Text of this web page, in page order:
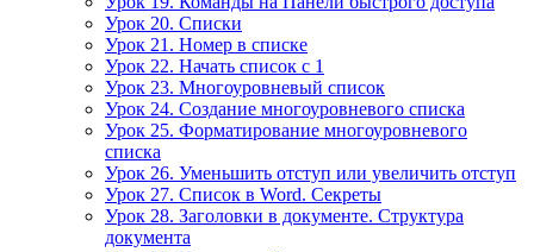
Урок 20. Списки
Урок 21. Номер в списке
Урок 22. Начать список с 1
Урок 23. Многоуровневый список
Урок 24. Создание многоуровневого списка
Урок 25. Форматирование многоуровневого
списка
Урок 26. Уменьшить отступ или увеличить отступ
Урок 27. Список в Word. Секреты
Урок 28. Заголовки в документе. Структура
документа